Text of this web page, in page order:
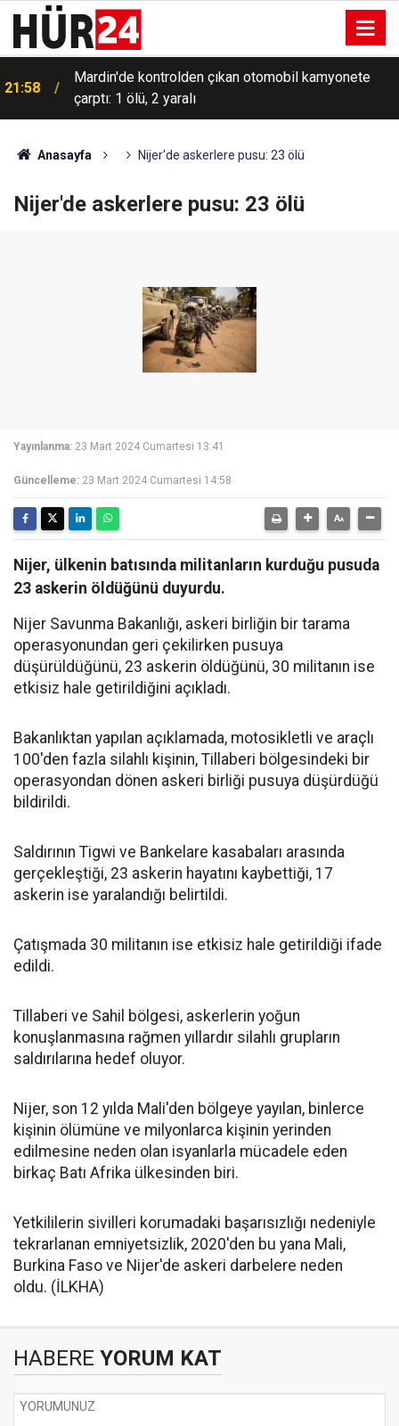
21:58
Mardin'de kontrolden çıkan otomobil kamyonete
çarptı: 1 ölü, 2 yaralı
Anasayfa Nijer'de askerlere pusu: 23 ölü
Nijer'de askerlere pusu: 23 ölü
Yayınlanma: 23 Mart 2024 Cumartesi 13:41
Güncelleme: 23 Mart 2024 Cumartesi 14:58
Nijer, ülkenin batısında militanların kurduğu pusuda
23 askerin öldüğünü duyurdu.
Nijer Savunma Bakanlığı, askeri birliğin bir tarama
operasyonundan geri çekilirken pusuya
düşürüldüğünü, 23 askerin öldüğünü, 30 militanın ise
etkisiz hale getirildiğini açıkladı.
Bakanlıktan yapılan açıklamada, motosikletli ve araçlı
100'den fazla silahlı kişinin, Tillaberi bölgesindeki bir
operasyondan dönen askeri birliği pusuya düşürdüğü
bildirildi.
Saldırının Tigwi ve Bankelare kasabaları arasında
gerçekleştiği, 23 askerin hayatını kaybettiği, 17
askerin ise yaralandığı belirtildi.
Çatışmada 30 militanın ise etkisiz hale getirildiği ifade
edildi.
Tillaberi ve Sahil bölgesi, askerlerin yoğun
konuşlanmasına rağmen yıllardır silahlı grupların
saldırılarına hedef oluyor.
Nijer, son 12 yılda Mali'den bölgeye yayılan, binlerce
kişinin ölümüne ve milyonlarca kişinin yerinden
edilmesine neden olan isyanlarla mücadele eden
birkaç Batı Afrika ülkesinden biri.
Yetkililerin sivilleri korumadaki başarısızlığı nedeniyle
tekrarlanan emniyetsizlik, 2020'den bu yana Mali,
Burkina Faso ve Nijer'de askeri darbelere neden
oldu. (İLKHA)
HABERE YORUM KAT